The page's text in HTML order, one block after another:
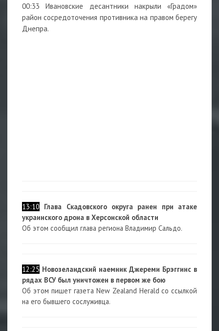
00:33 Ивановские десантники накрыли «Градом»
район сосредоточения противника на правом берегу
Днепра.
13:10 Глава Скадовского округа ранен при атаке
украинского дрона в Херсонской области
Об этом сообщил глава региона Владимир Сальдо.
12:25 Новозеландский наемник Джереми Брэггинс в
рядах ВСУ был уничтожен в первом же бою
Об этом пишет газета New Zealand Herald со ссылкой
на его бывшего сослуживца.